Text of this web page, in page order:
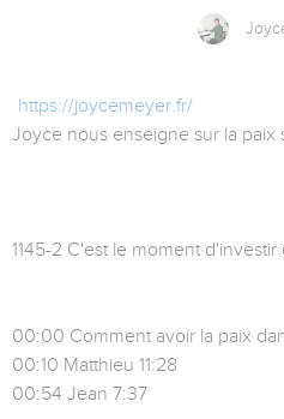
https://joycemeyer.fr/
Joyce nous enseigne sur la paix
1145-2 C'est le moment
00:00 Comment avoir la paix
00:10 Matthieu 11:28
00:54 Jean 7:37